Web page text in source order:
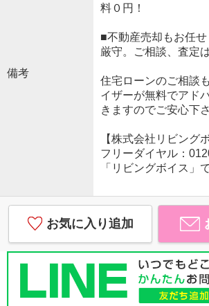
備考
料０円！
■不動産売却もお任
厳守。ご相談、査定
住宅ローンのご相談
イザーが無料でアド
きますのでご安心下さ
【株式会社リビング
フリーダイヤル：
「リビングボイス」
お気に入り追加